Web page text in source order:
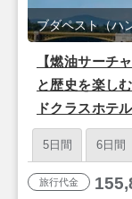
【燃油サーチ
と歴史を楽し
ドクラスホテ
ブダペスト（ハ
5日間 6日間
旅行代金